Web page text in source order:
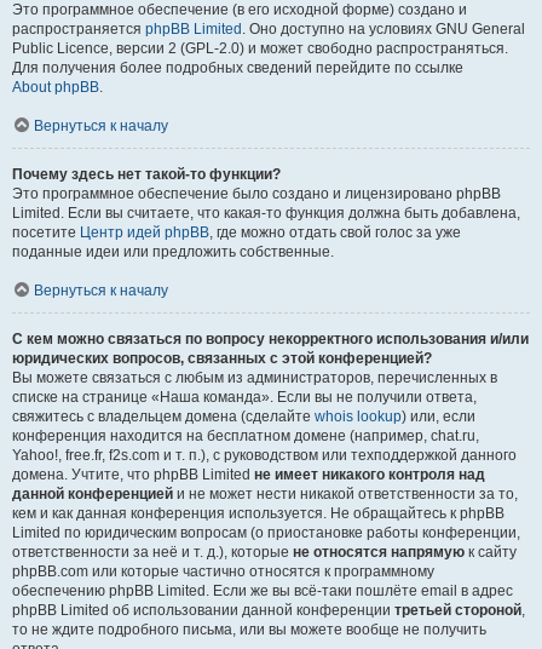
Это программное обеспечение (в его исходной форме) создано и
распространяется phpBB Limited . Оно доступно на условиях GNU General
Public Licence, версии 2 (GPL-2.0) и может свободно распространяться.
Для получения более подробных сведений перейдите по ссылке
About phpBB.
Вернуться к началу
Почему здесь нет такой-то функции?
Это программное обеспечение было создано и лицензировано phpBB
Limited. Если вы считаете, что какая-то функция должна быть добавлена,
посетите Центр идей phpBB, где можно отдать свой голос за уже
поданные идеи или предложить собственные.
Вернуться к началу
С кем можно связаться по вопросу некорректного использования и/или
юридических вопросов, связанных с этой конференцией?
Вы можете связаться с любым из администраторов, перечисленных в
списке на странице «Наша команда». Если вы не получили ответа,
свяжитесь с владельцем домена (сделайте whois lookup) или, если
конференция находится на бесплатном домене (например, chat.ru,
Yahoo!, free.fr, f2s.com и т. п.), с руководством или техподдержкой данного
домена. Учтите, что phpBB Limited не имеет никакого контроля над
данной конференцией и не может нести никакой ответственности за то,
кем и как данная конференция используется. Не обращайтесь к phpBB
Limited по юридическим вопросам (о приостановке работы конференции,
ответственности за неё и т. д.), которые не относятся напрямую к сайту
phpBB.com или которые частично относятся к программному
обеспечению phpBB Limited. Если же вы всё-таки пошлёте email в адрес
phpBB Limited об использовании данной конференции третьей стороной,
то не ждите подробного письма, или вы можете вообще не получить